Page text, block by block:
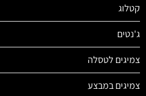
קטלוג
ג'נטים
צמיגים לטסלה
צמיגים במבצע